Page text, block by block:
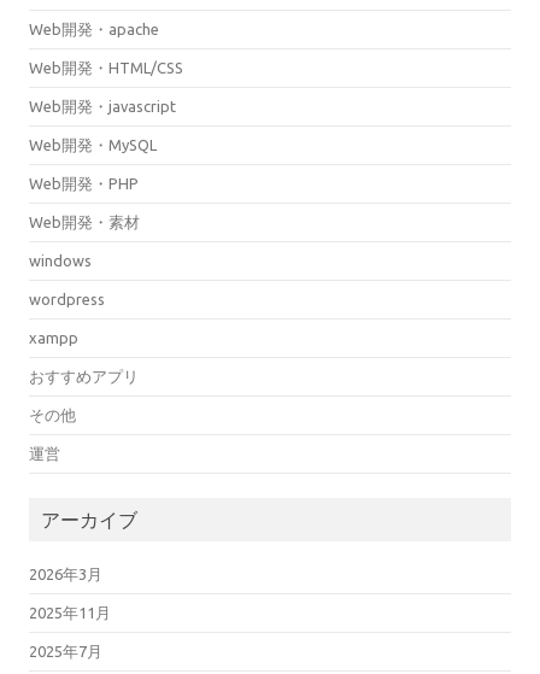
Web開発・apache
Web開発・HTML/CSS
Web開発・javascript
Web開発・MySQL
Web開発・PHP
Web開発・素材
windows
wordpress
xampp
おすすめアプリ
その他
運営
アーカイブ
2026年3月
2025年11月
2025年7月